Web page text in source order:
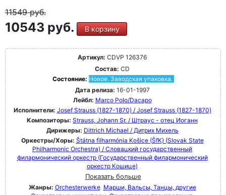
11549руб.
10543 руб. В корзину
Артикул: CDVP 126376
Состав: CD
Состояние: Новое. Заводская упаковка.
Дата релиза: 16-01-1997
Лейбл: Marco Polo/Dacapo
Исполнители: Josef Strauss (1827-1870) / Josef Strauss (1827-1870)
Композиторы: Strauss, Johann Sr. / Штраус - отец Иоганн
Дирижеры: Dittrich Michael / Дитрих Михель
Оркестры/Хоры: Štátna filharmónia Košice (ŠfK) (Slovak State
Philharmonic Orchestra) / Словацкий государственный
филармонический оркестр (Государственный филармонический
оркестр Кошице)
Показать больше
Жанры: Orchesterwerke Марши, Вальсы, Танцы, другие